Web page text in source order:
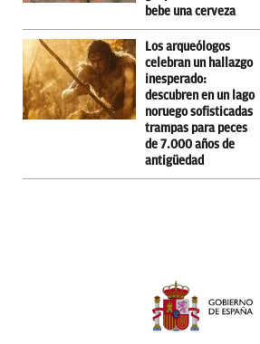
bebe una cerveza
Los arqueólogos
celebran un hallazgo
inesperado:
descubren en un lago
noruego sofisticadas
trampas para peces
de 7.000 años de
antigüedad